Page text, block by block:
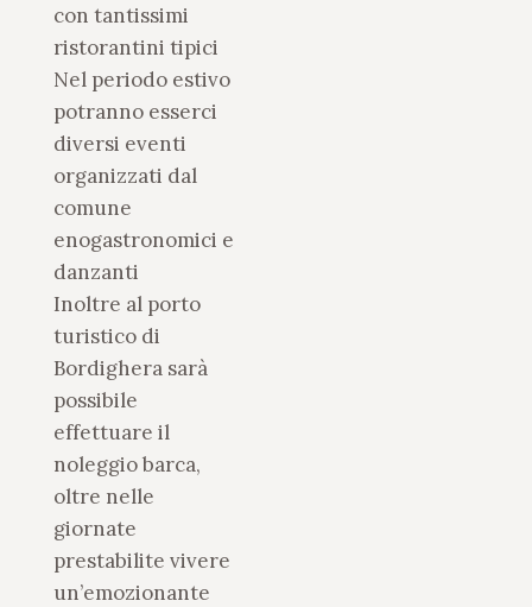
con tantissimi
ristorantini tipici
Nel periodo estivo
potranno esserci
diversi eventi
organizzati dal
comune
enogastronomici e
danzanti
Inoltre al porto
turistico di
Bordighera sarà
possibile
effettuare il
noleggio barca,
oltre nelle
giornate
prestabilite vivere
un’emozionante